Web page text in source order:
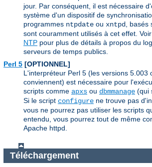
jour. Par conséquent, il est nécessaire
système d'un dispositif de
programmes ntpdate ou xntpd, basés
sont couramment utilisés à cet effet.
NTP pour plus de détails à propos du
serveurs de temps publics.
Perl 5 [OPTIONNEL]
L'interpréteur Perl 5 (les versions 5.003
conviennent) est nécessaire pour
scripts comme apxs ou dbmmanage (qui
Si le script configure ne trouve pas
vous ne pourrez pas utiliser les scripts
entendu, vous pourrez tout de même
Apache httpd.
Téléchargement